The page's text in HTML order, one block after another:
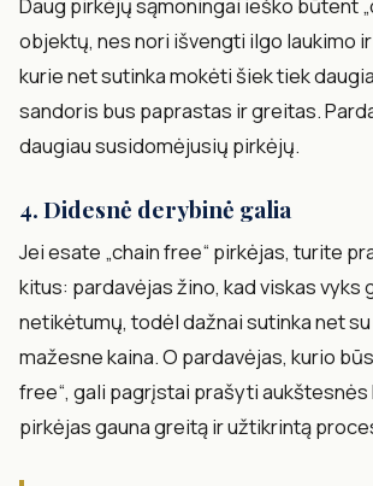
Daug pirkėjų sąmoningai ieško būtent
objektų, nes nori išvengti ilgo laukimo
kurie net sutinka mokėti šiek tiek
sandoris bus paprastas ir greitas.
daugiau susidomėjusių pirkėjų.
4. Didesnė derybinė galia
Jei esate „chain free“ pirkėjas, turite
kitus: pardavėjas žino, kad viskas vyks
netikėtumų, todėl dažnai sutinka net
mažesne kaina. O pardavėjas, kurio
free“, gali pagrįstai prašyti aukštesnės
pirkėjas gauna greitą ir užtikrintą